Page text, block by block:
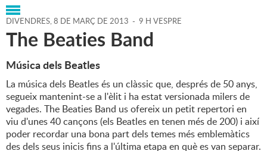
DIVENDRES,8 DE MARÇ DE 2013 - 9 H VESPRE
The Beaties Band
Música dels Beatles
La música dels Beatles és un clàssic que, després de 50 anys,
segueix mantenint-se a l'èlit i ha estat versionada milers de
vegades. The Beaties Band us ofereix un petit repertori en
viu d'unes 40 cançons (els Beatles en tenen més de 200) i així
poder recordar una bona part dels temes més emblemàtics
des dels seus inicis fins a l'última etapa en què es van separar.